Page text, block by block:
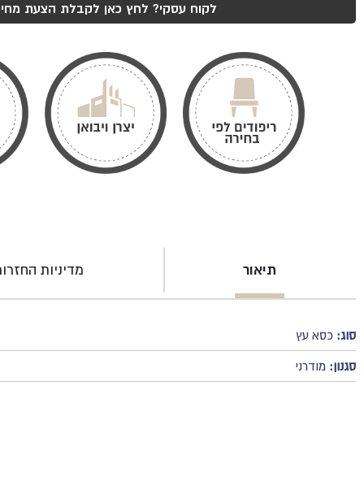
לקוח עסקי? לחץ כאן לקבלת הצעת
תיאור מדיניות
סוג: כסא עץ
סגנון: מודרני